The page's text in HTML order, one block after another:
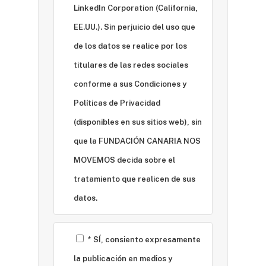
tributaria, bancos, cajas de ahorro y
con competencia, Fuerzas y Cuerpos de
Seguridad del Estado, Policía Judicial,
solicitado o necesario de aportar,
su acceso para prestarlos (encargados
de tratamiento). No existe intención del
cabo la transferencia de sus datos a un
internacional. Plazo de conservación de
sus datos: durante el tiempo necesario
que se recabaron, hasta la retirada de
la base de legitimación, así como el
plazo necesario para cumplimiento de
obligación legales que requieran el
tratamiento y conservación de los
formalización, ejercicio o defensa de
LinkedIn Corporation (California,
EE.UU.). Sin perjuicio del uso que
de los datos se realice por los
titulares de las redes sociales
conforme a sus Condiciones y
Políticas de Privacidad
(disponibles en sus sitios web), sin
que la FUNDACIÓN CANARIA NOS
MOVEMOS decida sobre el
tratamiento que realicen de sus
datos.
* SÍ, consiento expresamente
la publicación en medios y